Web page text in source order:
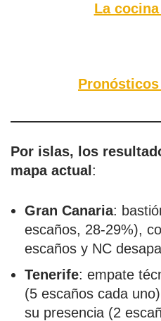
La
Por islas, los
mapa actual :
Gran Canaria:
escaños, 28-29%),
escaños y NC
Tenerife: empate
(5 escaños cada
su presencia (2